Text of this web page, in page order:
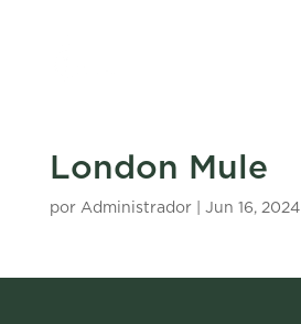
London Mule
por Administrador| Jun 16, 2024